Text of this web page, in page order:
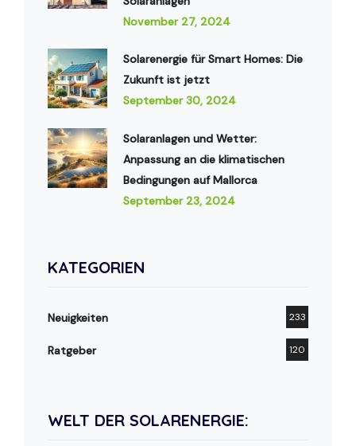
November 27, 2024
Solarenergie für Smart Homes: Die
Zukunft ist jetzt
September 30, 2024
Solaranlagen und Wetter:
Anpassung an die klimatischen
Bedingungen auf Mallorca
September 23, 2024
KATEGORIEN
Neuigkeiten 233
Ratgeber 120
WELT DER SOLARENERGIE: